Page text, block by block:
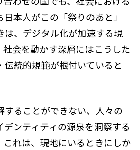
本人がこの「祭りのあと」
は、デジタル化が加速する現
会を動かす深層にはこうした
統的規範が根付いていると
することができない、人々の
ンティティの源泉を洞察する
これは、現地にいるときにしか